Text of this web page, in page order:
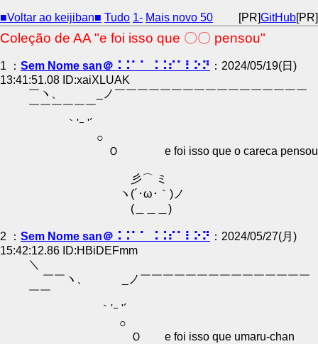
■Voltar ao keijiban■ Tudo 1- Mais novo 50 [PR]GitHub[PR]
Coleção de AA "e foi isso que 〇〇 pensou"
1 ： Sem Nome san＠⠨⠨⠁⠁ ⠨⠨⠎⠁⠇⠕⠝ ：2024/05/19(日)
13:41:51.08 ID:xaiXLUAK
￣ヽ、 _ノ￣￣￣￣￣￣￣￣￣￣￣￣￣￣￣￣￣
￣￣￣￣￣￣
｀'ｰ '´
○
Ｏ e foi isso que o careca pensou
彡⌒ ミ
ヽ(´･ω･｀)ノ
(＿＿＿)
2 ： Sem Nome san＠⠨⠨⠁⠁ ⠨⠨⠎⠁⠇⠕⠝ ：2024/05/27(月)
15:42:12.86 ID:HBiDEFmm
＼
￣￣ヽ、 _ノ￣￣￣￣￣￣￣￣￣￣￣￣￣￣￣
￣￣
｀'ｰ '´
○
Ｏ e foi isso que umaru-chan